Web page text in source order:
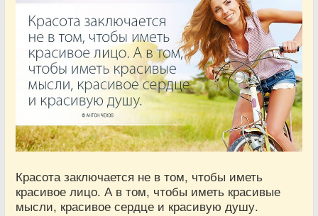
Красота заключается не в том, чтобы иметь
красивое лицо. А в том, чтобы иметь красивые
мысли, красивое сердце и красивую душу.